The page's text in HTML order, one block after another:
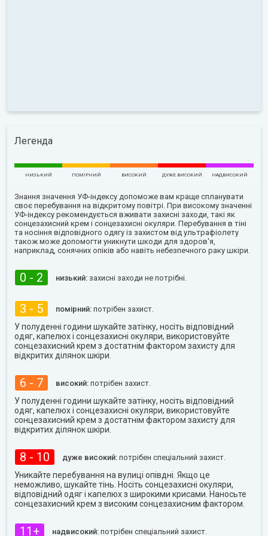
Легенда
НИЗЬКИЙ ПОМІРНИЙ ВИСОКИЙ ДУЖЕ ВИСОКИЙ НАДВИСОКИЙ
Знання значення УФ-індексу допоможе вам краще спланувати
своє перебування на відкритому повітрі. При високому значенні
УФ-індексу рекомендується вживати захисні заходи, такі як
сонцезахисний крем і сонцезахисні окуляри. Перебування в тіні
та носіння відповідного одягу із захистом від ультрафіолету
також може допомогти уникнути шкоди для здоров'я,
наприклад, сонячних опіків або навіть небезпечного раку шкіри.
0 - 2 низький: захисні заходи не потрібні.
3 - 5 помірний: потрібен захист.
У полуденні години шукайте затінку, носіть відповідний
одяг, капелюх і сонцезахисні окуляри, використовуйте
сонцезахисний крем з достатнім фактором захисту для
відкритих ділянок шкіри.
6 - 7 високий: потрібен захист.
У полуденні години шукайте затінку, носіть відповідний
одяг, капелюх і сонцезахисні окуляри, використовуйте
сонцезахисний крем з достатнім фактором захисту для
відкритих ділянок шкіри.
8 - 10 дуже високий: потрібен спеціальний захист.
Уникайте перебування на вулиці опівдні. Якщо це
неможливо, шукайте тінь. Носіть сонцезахисні окуляри,
відповідний одяг і капелюх з широкими крисами. Наносьте
сонцезахисний крем з високим сонцезахисним фактором.
11+ надвисокий: потрібен спеціальний захист.